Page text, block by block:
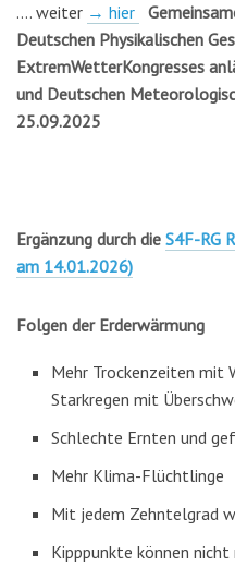
…. weiter → hier
Deutschen Physikalischen
ExtremWetterKongresses
und Deutschen
25.09.2025
Ergänzung durch die S4F-RG
am 14.01.2026)
Folgen der Erderwärmung
Mehr Trockenzeiten mit
Starkregen mit
Schlechte Ernten und
Mehr Klima-Flüchtlinge
Mit jedem Zehntelgrad
Kipppunkte können